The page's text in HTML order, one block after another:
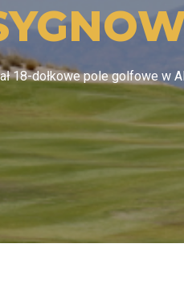
18-dołkowe pole golfowe w